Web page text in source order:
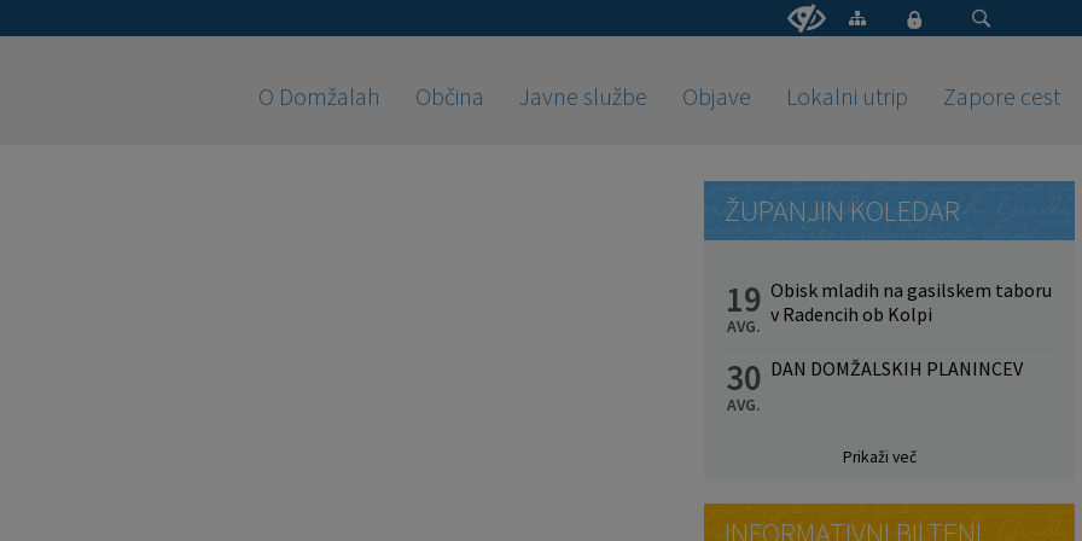
O Domžalah Občina Javne službe Objave Lokalni utrip Zapore cest
ŽUPANJIN KOLEDAR
19
AVG.
Obisk mladih na gasilskem taboru
v Radencih ob Kolpi
30
AVG.
DAN DOMŽALSKIH PLANINCEV
Prikaži več
INFORMATIVNI BILTENI